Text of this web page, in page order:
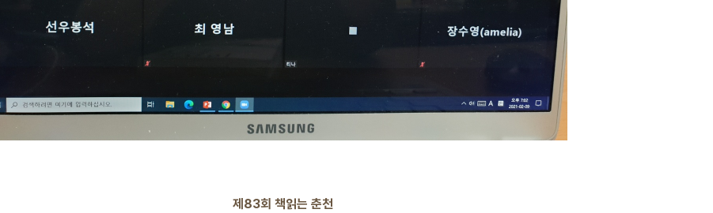
제83회 책읽는 춘천